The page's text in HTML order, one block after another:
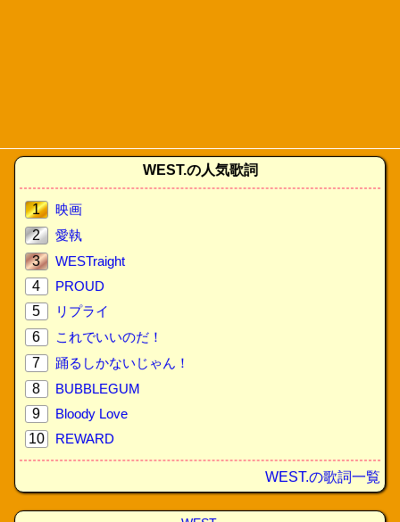
WEST.の人気歌詞
1
映画
2
愛執
3
WESTraight
4
PROUD
5
リプライ
6
これでいいのだ！
7
踊るしかないじゃん！
8
BUBBLEGUM
9
Bloody Love
10
REWARD
WEST.の歌詞一覧